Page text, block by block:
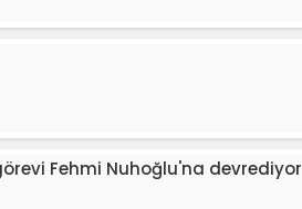
Fehmi Nuhoğlu'na devrediyor